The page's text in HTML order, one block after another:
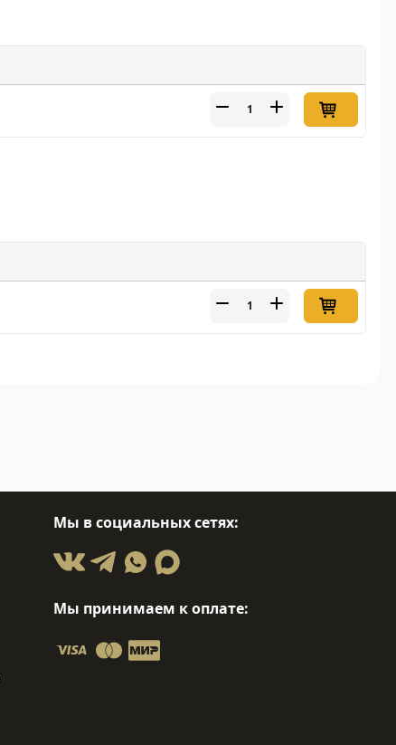
Мы в социальных сетях:
Мы принимаем к оплате: